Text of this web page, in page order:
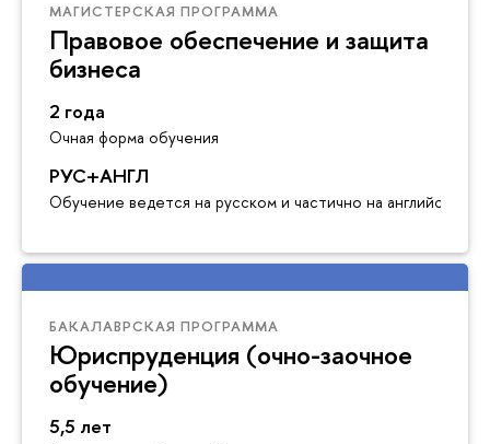
МАГИСТЕРСКАЯ ПРОГРАММА
Правовое обеспечение и защита
бизнеса
2 года
Очная форма обучения
РУС+АНГЛ
Обучение ведется на русском и частично на английском
БАКАЛАВРСКАЯ ПРОГРАММА
Юриспруденция (очно-заочное
обучение)
5,5 лет